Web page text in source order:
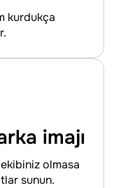
kurdukça
imajı
olmasa
sunun.